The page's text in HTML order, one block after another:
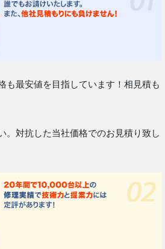
も最安値を目指しています！相見積も
。対抗した当社価格でのお見積り致し